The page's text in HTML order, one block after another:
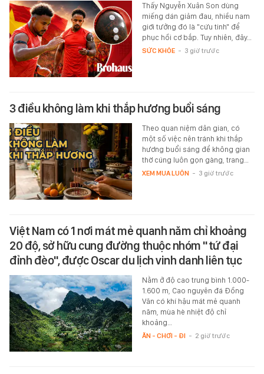
Thấy Nguyễn Xuân Son dùng
miếng dán giảm đau, nhiều nam
giới tưởng đó là "cứu tinh" để
phục hồi cơ bắp. Tuy nhiên, đây…
SỨC KHỎE - 3 giờ trước
3 điều không làm khi thắp hương buổi sáng
Theo quan niệm dân gian, có
một số việc nên tránh khi thắp
hương buổi sáng để không gian
thờ cúng luôn gọn gàng, trang…
XEM MUA LUÔN - 3 giờ trước
Việt Nam có 1 nơi mát mẻ quanh năm chỉ khoảng
20 độ, sở hữu cung đường thuộc nhóm "tứ đại
đỉnh đèo", được Oscar du lịch vinh danh liên tục
Nằm ở độ cao trung bình 1.000-
1.600 m, Cao nguyên đá Đồng
Văn có khí hậu mát mẻ quanh
năm, mùa hè nhiệt độ chỉ
khoảng…
ĂN - CHƠI - ĐI - 2 giờ trước